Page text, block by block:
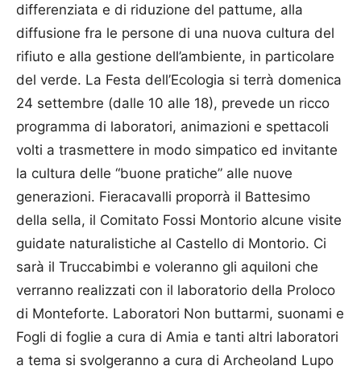
differenziata e di riduzione del pattume, alla
diffusione fra le persone di una nuova cultura del
rifiuto e alla gestione dell’ambiente, in particolare
del verde. La Festa dell’Ecologia si terrà domenica
24 settembre (dalle 10 alle 18), prevede un ricco
programma di laboratori, animazioni e spettacoli
volti a trasmettere in modo simpatico ed invitante
la cultura delle “buone pratiche” alle nuove
generazioni. Fieracavalli proporrà il Battesimo
della sella, il Comitato Fossi Montorio alcune visite
guidate naturalistiche al Castello di Montorio. Ci
sarà il Truccabimbi e voleranno gli aquiloni che
verranno realizzati con il laboratorio della Proloco
di Monteforte. Laboratori Non buttarmi, suonami e
Fogli di foglie a cura di Amia e tanti altri laboratori
a tema si svolgeranno a cura di Archeoland Lupo